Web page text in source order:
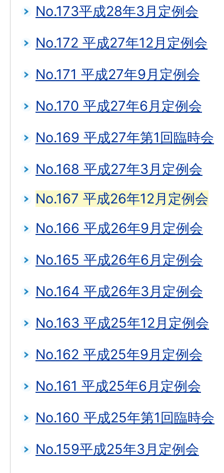
No.173平成28年3月定例会
No.172 平成27年12月定例会
No.171 平成27年9月定例会
No.170 平成27年6月定例会
No.169 平成27年第1回臨時会
No.168 平成27年3月定例会
No.167 平成26年12月定例会
No.166 平成26年9月定例会
No.165 平成26年6月定例会
No.164 平成26年3月定例会
No.163 平成25年12月定例会
No.162 平成25年9月定例会
No.161 平成25年6月定例会
No.160 平成25年第1回臨時会
No.159平成25年3月定例会